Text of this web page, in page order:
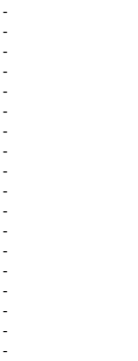
-
-
-
-
-
-
-
-
-
-
-
-
-
-
-
-
-
-